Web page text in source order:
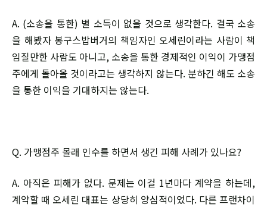
A. (소송을 통한) 별 소득이 없을 것으로 생각한다. 결국 소송
을 해봤자 봉구스밥버거의 책임자인 오세린이라는 사람이 책
임질만한 사람도 아니고, 소송을 통한 경제적인 이익이 가맹점
주에게 돌아올 것이라고는 생각하지 않는다. 분하긴 해도 소송
을 통한 이익을 기대하지는 않는다.
Q. 가맹점주 몰래 인수를 하면서 생긴 피해 사례가 있나요?
A. 아직은 피해가 없다. 문제는 이걸 1년마다 계약을 하는데,
계약할 때 오세린 대표는 상당히 양심적이었다. 다른 프랜차이